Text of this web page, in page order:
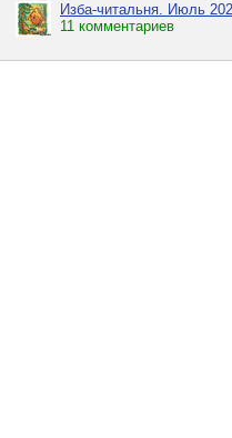
Изба-читальня. Июль
11 комментариев